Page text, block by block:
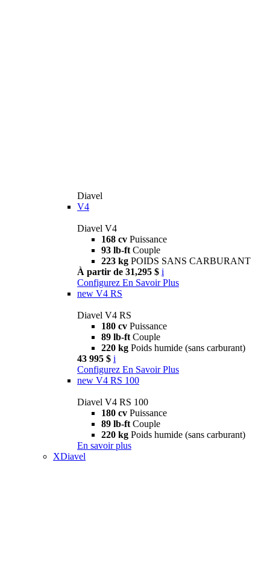
Diavel
V4
Diavel V4
168 cv Puissance
93 lb-ft Couple
223 kg POIDS SANS CARBURANT
À partir de 31,295 $ i
Configurez En Savoir Plus
new V4 RS
Diavel V4 RS
180 cv Puissance
89 lb-ft Couple
220 kg Poids humide (sans carburant)
43 995 $ i
Configurez En Savoir Plus
new V4 RS 100
Diavel V4 RS 100
180 cv Puissance
89 lb-ft Couple
220 kg Poids humide (sans carburant)
En savoir plus
XDiavel